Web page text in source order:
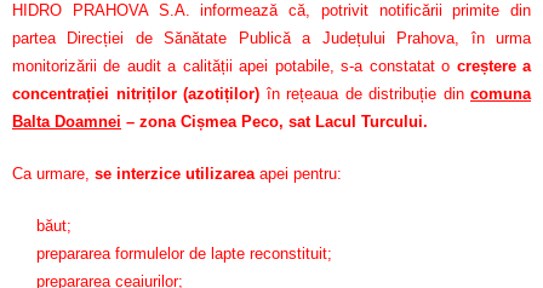
HIDRO PRAHOVA S.A. informează că, potrivit notificării primite din
partea Direcției de Sănătate Publică a Județului Prahova, în urma
monitorizării de audit a calității apei potabile, s-a constatat o creștere a
concentrației nitriților (azotiților) în rețeaua de distribuție din comuna
Balta Doamnei – zona Cișmea Peco, sat Lacul Turcului.
Ca urmare, se interzice utilizareaapei pentru:
băut;
prepararea formulelor de lapte reconstituit;
prepararea ceaiurilor;